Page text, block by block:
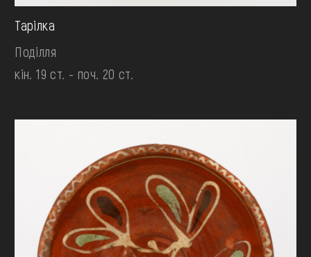
Тарілка
Поділля
кін. 19 ст. - поч. 20 ст.